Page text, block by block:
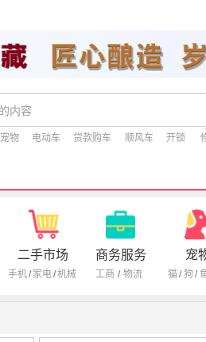
宠物 电动车 贷款购车 顺风车 开锁
二手市场
手机/ 家电/机械
商务服务
工商 / 物流
宠
猫/ 狗 /